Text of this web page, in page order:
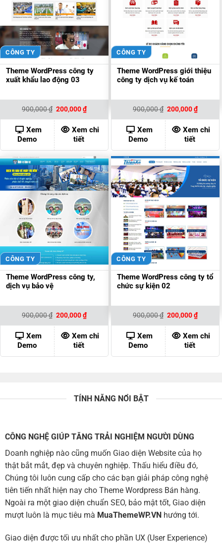
CÔNG TY
Theme WordPress công ty
xuất khẩu lao động 03
900,000₫ Giá
là:
900,000 ₫.
200,000₫Giá
hiện
tại
là:
200,000 ₫.
Xem
Demo
Xem chi
tiết
CÔNG TY
Theme WordPress giới thiệu
công ty dịch vụ kế toán
900,000₫ Giá
là:
900,000 ₫.
200,000₫Giá
hiện
tại
là:
Xem
Demo
Xem chi
tiết
CÔNG TY
Theme WordPress công ty,
dịch vụ bảo vệ
900,000₫ Giá
là:
900,000 ₫.
200,000₫Giá
hiện
tại
là:
200,000 ₫.
Xem
Demo
Xem chi
tiết
CÔNG TY
Theme WordPress công ty tổ
chức sự kiện 02
900,000₫ Giá
là:
900,000 ₫.
200,000₫Giá
hiện
tại
là:
Xem
Demo
Xem chi
tiết
TÍNH NĂNG NỔI BẬT
CÔNG NGHỆ GIÚP TĂNG TRẢI NGHIỆM NGƯỜI DÙNG
Doanh nghiệp nào cũng muốn Giao diện Website của họ
thật bắt mắt, đẹp và chuyên nghiệp. Thấu hiểu điều đó,
Chúng tôi luôn cung cấp cho các bạn giải pháp công nghệ
tiên tiến nhất hiện nay cho Theme Wordpress Bán hàng.
Ngoài ra một giao diện chuẩn SEO, bảo mật tốt, Giao diện
mượt luôn là mục tiêu mà MuaThemeWP.VN hướng tới.
Giao diện được tối ưu nhất cho phần UX (User Experience)